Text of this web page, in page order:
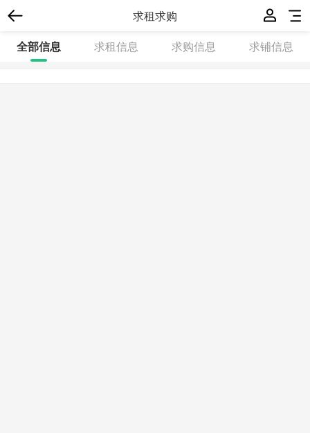
求租求购
全部信息
求租信息 求购信息 求铺信息